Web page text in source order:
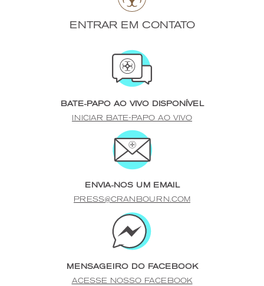
ENTRAR EM CONTATO
BATE-PAPO AO VIVO DISPONÍVEL
INICIAR BATE-PAPO AO VIVO
ENVIA-NOS UM EMAIL
PRESS@CRANBOURN.COM
MENSAGEIRO DO FACEBOOK
ACESSE NOSSO FACEBOOK